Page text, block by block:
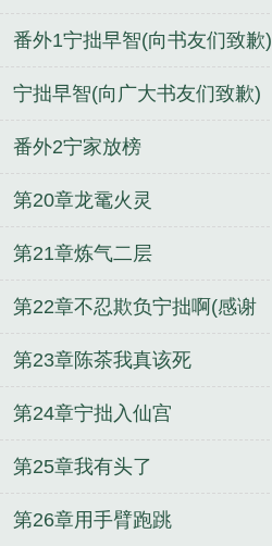
番外1宁拙早智(向书友们致歉)
宁拙早智(向广大书友们致歉)
番外2宁家放榜
第20章龙鼋火灵
第21章炼气二层
第22章不忍欺负宁拙啊(感谢
第23章陈茶我真该死
第24章宁拙入仙宫
第25章我有头了
第26章用手臂跑跳